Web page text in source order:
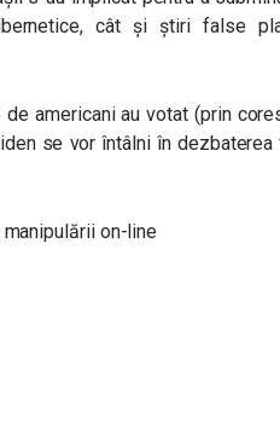
cât și știri false
americani au votat (prin
se vor întâlni în
manipulării on-line